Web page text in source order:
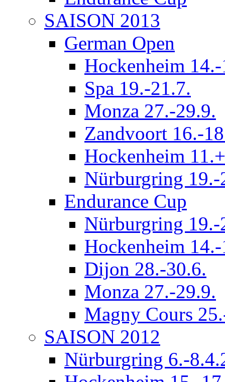
SAISON 2013
German Open
Hockenheim
Spa 19.-21.7.
Monza 27.-29.9.
Zandvoort 16.-
Hockenheim
Nürburgring 19.-
Endurance Cup
Nürburgring 19.-
Hockenheim
Dijon 28.-30.6.
Monza 27.-29.9.
Magny Cours
SAISON 2012
Nürburgring 6.-